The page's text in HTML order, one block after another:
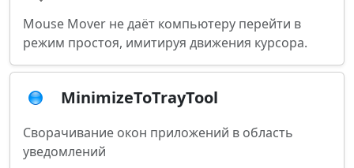
Mouse Mover не даёт компьютеру перейти в
режим простоя, имитируя движения курсора.
MinimizeToTrayTool
Сворачивание окон приложений в область
уведомлений